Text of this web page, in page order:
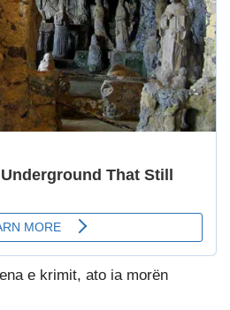
e krimit, ato ia morën